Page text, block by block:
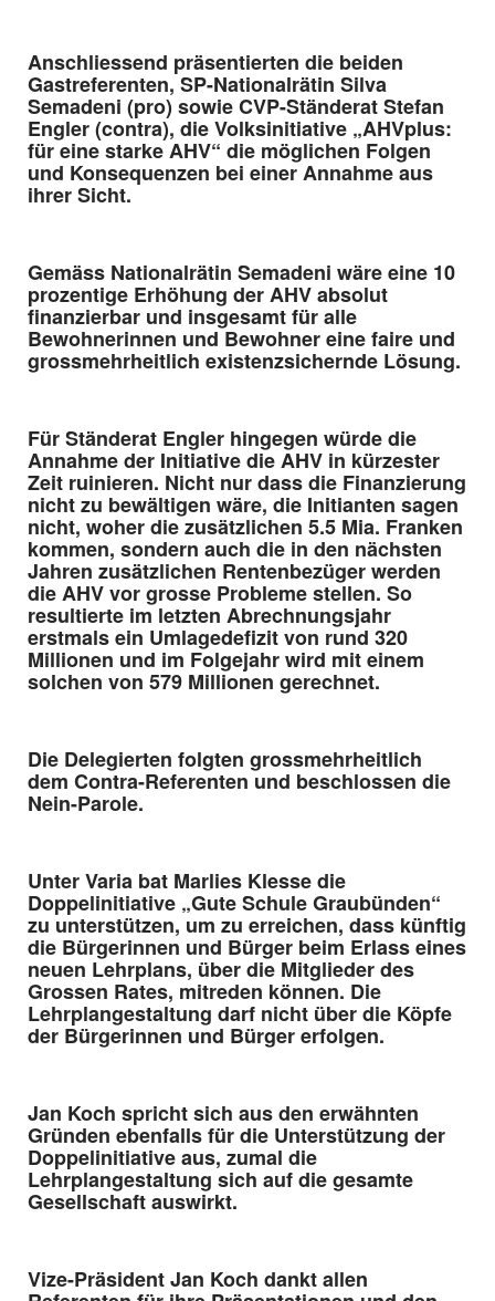
Anschliessend präsentierten die beiden
Gastreferenten, SP-Nationalrätin Silva
Semadeni (pro) sowie CVP-Ständerat Stefan
Engler (contra), die Volksinitiative „AHVplus:
für eine starke AHV“ die möglichen Folgen
und Konsequenzen bei einer Annahme aus
ihrer Sicht.
Gemäss Nationalrätin Semadeni wäre eine 10
prozentige Erhöhung der AHV absolut
finanzierbar und insgesamt für alle
Bewohnerinnen und Bewohner eine faire und
grossmehrheitlich existenzsichernde Lösung.
Für Ständerat Engler hingegen würde die
Annahme der Initiative die AHV in kürzester
Zeit ruinieren. Nicht nur dass die Finanzierung
nicht zu bewältigen wäre, die Initianten sagen
nicht, woher die zusätzlichen 5.5 Mia. Franken
kommen, sondern auch die in den nächsten
Jahren zusätzlichen Rentenbezüger werden
die AHV vor grosse Probleme stellen. So
resultierte im letzten Abrechnungsjahr
erstmals ein Umlagedefizit von rund 320
Millionen und im Folgejahr wird mit einem
solchen von 579 Millionen gerechnet.
Die Delegierten folgten grossmehrheitlich
dem Contra-Referenten und beschlossen die
Nein-Parole.
Unter Varia bat Marlies Klesse die
Doppelinitiative „Gute Schule Graubünden“
zu unterstützen, um zu erreichen, dass künftig
die Bürgerinnen und Bürger beim Erlass eines
neuen Lehrplans, über die Mitglieder des
Grossen Rates, mitreden können. Die
Lehrplangestaltung darf nicht über die Köpfe
der Bürgerinnen und Bürger erfolgen.
Jan Koch spricht sich aus den erwähnten
Gründen ebenfalls für die Unterstützung der
Doppelinitiative aus, zumal die
Lehrplangestaltung sich auf die gesamte
Gesellschaft auswirkt.
Vize-Präsident Jan Koch dankt allen